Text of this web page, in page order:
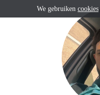
We gebruiken cookies